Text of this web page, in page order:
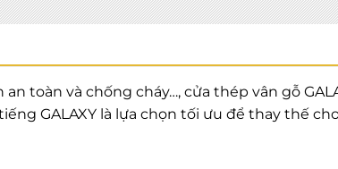
toàn và chống cháy…, cửa thép vân gỗ
GALAXY là lựa chọn tối ưu để thay thế